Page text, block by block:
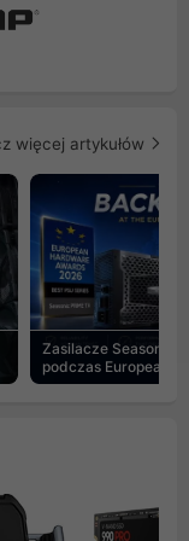
więcej artykułów
Zasilacze Seasonic
podczas European